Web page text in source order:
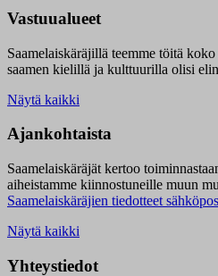
Vastuualueet
Saamelaiskäräjillä teemme töitä koko
saamen kielillä ja kulttuurilla olisi
Näytä kaikki
Ajankohtaista
Saamelaiskäräjät kertoo
aiheistamme kiinnostuneille muun
Saamelaiskäräjien tiedotteet
Näytä kaikki
Yhteystiedot